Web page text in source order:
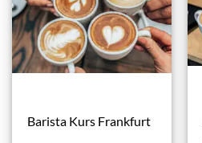
Barista Kurs Frankfurt